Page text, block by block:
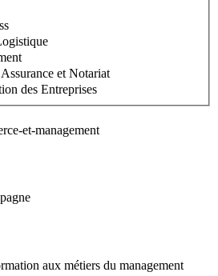
et Notariat
des Entreprises
aux métiers du management